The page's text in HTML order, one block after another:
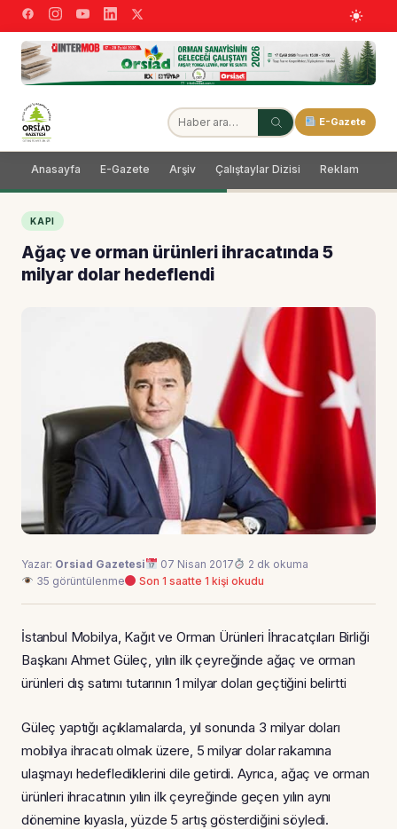
E-Gazete
Anasayfa E-Gazete Arşiv Çalıştaylar Dizisi Reklam
KAPI
Ağaç ve orman ürünleri ihracatında 5
milyar dolar hedeflendi
Yazar: Orsiad Gazetesi 07 Nisan 2017
2 dk okuma
35 görüntülenme
Son 1 saatte 1 kişi okudu
İstanbul Mobilya, Kağıt ve Orman Ürünleri İhracatçıları Birliği
Başkanı Ahmet Güleç, yılın ilk çeyreğinde ağaç ve orman
ürünleri dış satımı tutarının 1 milyar doları geçtiğini belirtti
Güleç yaptığı açıklamalarda, yıl sonunda 3 milyar doları
mobilya ihracatı olmak üzere, 5 milyar dolar rakamına
ulaşmayı hedeflediklerini dile getirdi. Ayrıca, ağaç ve orman
ürünleri ihracatının yılın ilk çeyreğinde geçen yılın aynı
dönemine kıyasla, yüzde 5 artış gösterdiğini söyledi.